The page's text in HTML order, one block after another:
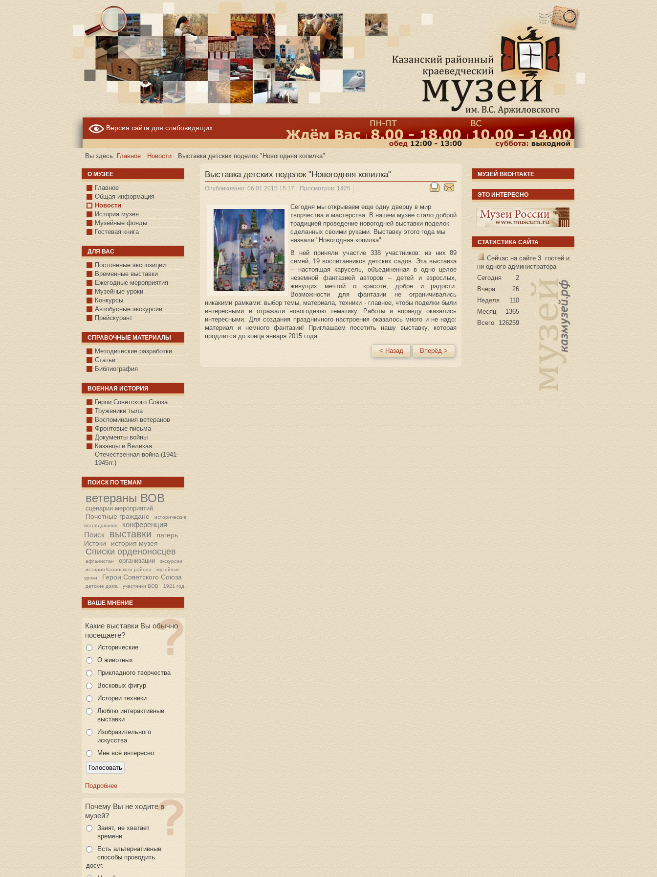
Версия сайта для слабовидящих
Вы здесь: Главное Новости Выставка детских поделок "Новогодняя копилка"
О МУЗЕЕ
Главное
Общая информация
Новости
История музея
Музейные фонды
Гостевая книга
ДЛЯ ВАС
Постоянные экспозиции
Временные выставки
Ежегодные мероприятия
Музейные уроки
Конкурсы
Автобусные экскурсии
Прейскурант
СПРАВОЧНЫЕ МАТЕРИАЛЫ
Методические разработки
Статьи
Библиография
ВОЕННАЯ ИСТОРИЯ
С.КАЗАНСКОЕ
Герои Советского Союза
Труженики тыла
Воспоминания ветеранов
Фронтовые письма
Документы войны
Казанцы и Великая
Отечественная война (1941-
1945гг.)
ПОИСК ПО ТЕМАМ
ветераны ВОВ
сценарии мероприятий
Почетные граждане
исторические
исследования
конференция
Поиск
выставки
лагерь
Истоки
история музея
Списки орденоносцев
афганистан организации
экскурсии
история Казанского района
музейные
уроки
Герои Советского Союза
детские дома участники ВОВ 1921 год
ВАШЕ МНЕНИЕ
Какие выставки Вы обычно
посещаете?
Исторические
О животных
Прикладного творчества
Восковых фигур
Истории техники
Люблю интерактивные
выставки
Изобразительного
искусства
Мне всё интересно
Подробнее
Почему Вы не ходите в
музей?
Занят, не хватает
времени.
Есть альтернативные
способы проводить
досуг.
Выставка детских поделок "Новогодняя копилка"
Опубликовано: 06.01.2015 15:17 Просмотров: 1425
Сегодня мы открываем еще одну дверцу в мир
творчества и мастерства. В нашем музее стало доброй
традицией проведение новогодней выставки поделок
сделанных своими руками. Выставку этого года мы
назвали "Новогодняя копилка".
В ней приняли участие 338 участников: из них 89
семей, 19 воспитанников детских садов. Эта выставка
– настоящая карусель, объединенная в одно целое
неземной фантазией авторов – детей и взрослых,
живущих мечтой о красоте, добре и радости.
Возможности для фантазии не ограничивались
никакими рамками: выбор темы, материала, техники - главное, чтобы поделки были
интересными и отражали новогоднюю тематику. Работы и вправду оказались
интересными. Для создания праздничного настроения оказалось много и не надо:
материал и немного фантазии! Приглашаем посетить нашу выставку, которая
продлится до конца января 2015 года.
< Назад
Вперёд >
МУЗЕЙ ВКОНТАКТЕ
ЭТО ИНТЕРЕСНО
СТАТИСТИКА САЙТА
Сейчас на сайте 3 гостей и
ни одного администратора
Сегодня
2
Вчера
26
Неделя
110
Месяц
1365
Всего
126259